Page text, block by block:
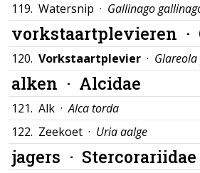
119. Watersnip · Gallinago
vorkstaartplevieren ·
120. Vorkstaartplevier ·
alken · Alcidae
121. Alk ·Alca torda
122. Zeekoet · Uria aalge
jagers · Stercorariidae